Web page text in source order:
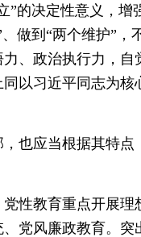
”的决定性意义，增
做到“两个维护”，
、政治执行力，自
以习近平同志为核
应当根据其特点
教育重点开展理
党风廉政教育。突